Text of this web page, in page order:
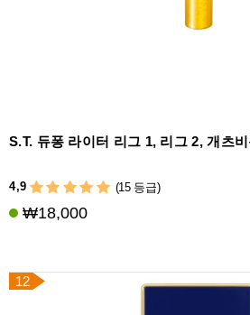
S.T. 듀퐁 라이터 리그 1, 리그 2, 개츠
4,9 (15 등급)
₩18,000
12